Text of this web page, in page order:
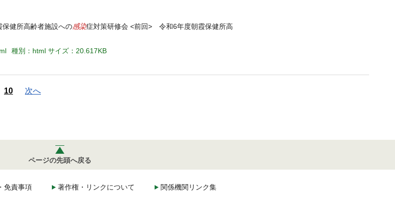
健所高齢者施設への感染症対策研修会 <前回> 令和6年度朝霞保健所高
種別：html サイズ：20.617KB
10 次へ
ページの先頭へ戻る
免責事項 著作権・リンクについて 関係機関リンク集